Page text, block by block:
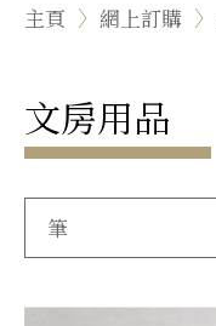
主頁 網上訂購
文房用品
筆